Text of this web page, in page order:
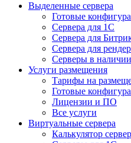
Выделенные сервера
Готовые
Сервера для 1С
Сервера для
Сервера для
Серверы в наличии
Услуги размещения
Тарифы на
Готовые
Лицензии и ПО
Все услуги
Виртуальные сервера
Калькулятор